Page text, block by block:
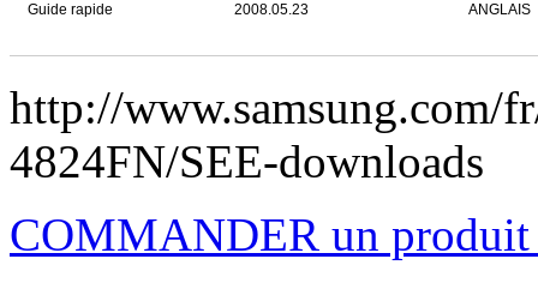
Guide rapide 2008.05.23 ANGLAIS
http://www.samsung.com/
4824FN/SEE-downloads
COMMANDER un